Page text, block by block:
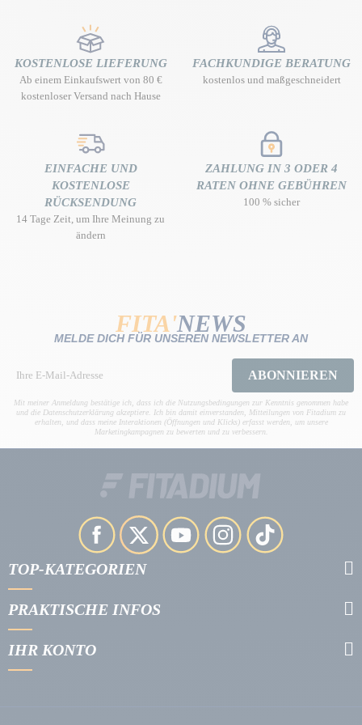
KOSTENLOSE LIEFERUNG
Ab einem Einkaufswert von 80 €
kostenloser Versand nach Hause
FACHKUNDIGE BERATUNG
kostenlos und maßgeschneidert
EINFACHE UND
KOSTENLOSE
RÜCKSENDUNG
14 Tage Zeit, um Ihre Meinung zu
ändern
ZAHLUNG IN 3 ODER 4
RATEN OHNE GEBÜHREN
100 % sicher
FITA'NEWS
MELDE DICH FÜR UNSEREN NEWSLETTER AN
ABONNIEREN
Mit meiner Anmeldung bestätige ich, dass ich die Nutzungsbedingungen zur Kenntnis genommen habe
und die Datenschutzerklärung akzeptiere. Ich bin damit einverstanden, Mitteilungen von Fitadium zu
erhalten, und dass meine Interaktionen (Öffnungen und Klicks) erfasst werden, um unsere
Marketingkampagnen zu bewerten und zu verbessern.
TOP-KATEGORIEN
PRAKTISCHE INFOS
IHR KONTO